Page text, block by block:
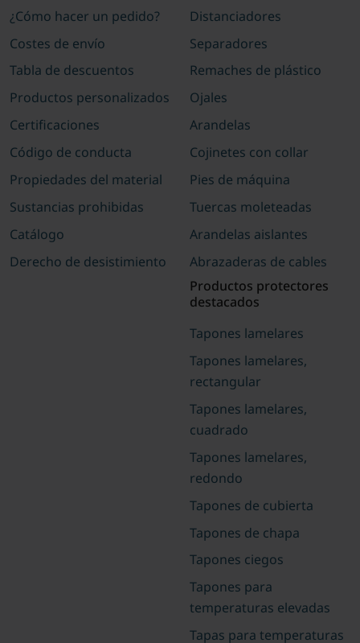
¿Cómo hacer un pedido?
Costes de envío
Tabla de descuentos
Productos personalizados
Certificaciones
Código de conducta
Propiedades del material
Sustancias prohibidas
Catálogo
Derecho de desistimiento
Distanciadores
Separadores
Remaches de plástico
Ojales
Arandelas
Cojinetes con collar
Pies de máquina
Tuercas moleteadas
Arandelas aislantes
Abrazaderas de cables
Productos protectores
destacados
Tapones lamelares
Tapones lamelares,
rectangular
Tapones lamelares,
cuadrado
Tapones lamelares,
redondo
Tapones de cubierta
Tapones de chapa
Tapones ciegos
Tapones para
temperaturas elevadas
Tapas para temperaturas